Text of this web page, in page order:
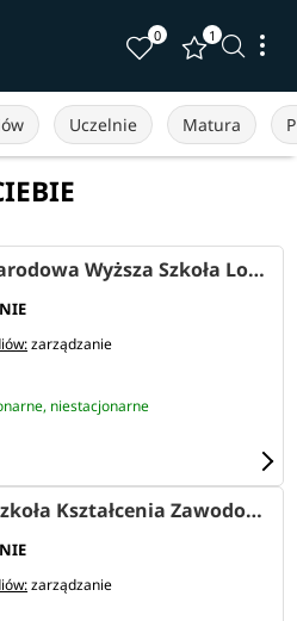
0 1
Uczelnie Matura
Międzynarodowa Wyższa Szkoła Logistyki i Transportu we Wrocławiu
zarządzanie
niestacjonarne
Wyższa Szkoła Kształcenia Zawodowego
zarządzanie